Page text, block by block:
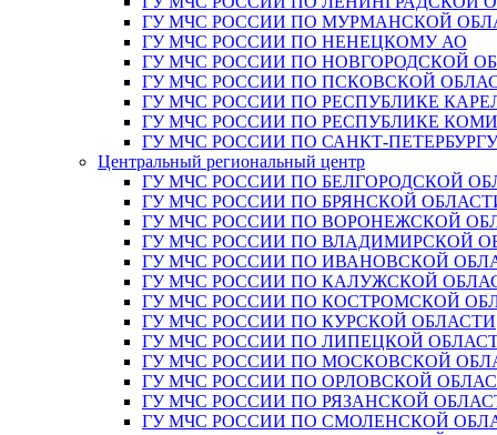
ГУ МЧС РОССИИ ПО МУРМАНСКОЙ
ГУ МЧС РОССИИ ПО НЕНЕЦКОМУ АО
ГУ МЧС РОССИИ ПО НОВГОРОДСКОЙ
ГУ МЧС РОССИИ ПО ПСКОВСКОЙ
ГУ МЧС РОССИИ ПО РЕСПУБЛИКЕ
ГУ МЧС РОССИИ ПО РЕСПУБЛИКЕ КОМИ
ГУ МЧС РОССИИ ПО САНКТ-ПЕТЕРБУРГУ
Центральный региональный центр
ГУ МЧС РОССИИ ПО БЕЛГОРОДСКОЙ
ГУ МЧС РОССИИ ПО БРЯНСКОЙ
ГУ МЧС РОССИИ ПО ВОРОНЕЖСКОЙ
ГУ МЧС РОССИИ ПО ВЛАДИМИРСКОЙ
ГУ МЧС РОССИИ ПО ИВАНОВСКОЙ
ГУ МЧС РОССИИ ПО КАЛУЖСКОЙ
ГУ МЧС РОССИИ ПО КОСТРОМСКОЙ
ГУ МЧС РОССИИ ПО КУРСКОЙ ОБЛАСТИ
ГУ МЧС РОССИИ ПО ЛИПЕЦКОЙ
ГУ МЧС РОССИИ ПО МОСКОВСКОЙ
ГУ МЧС РОССИИ ПО ОРЛОВСКОЙ
ГУ МЧС РОССИИ ПО РЯЗАНСКОЙ
ГУ МЧС РОССИИ ПО СМОЛЕНСКОЙ